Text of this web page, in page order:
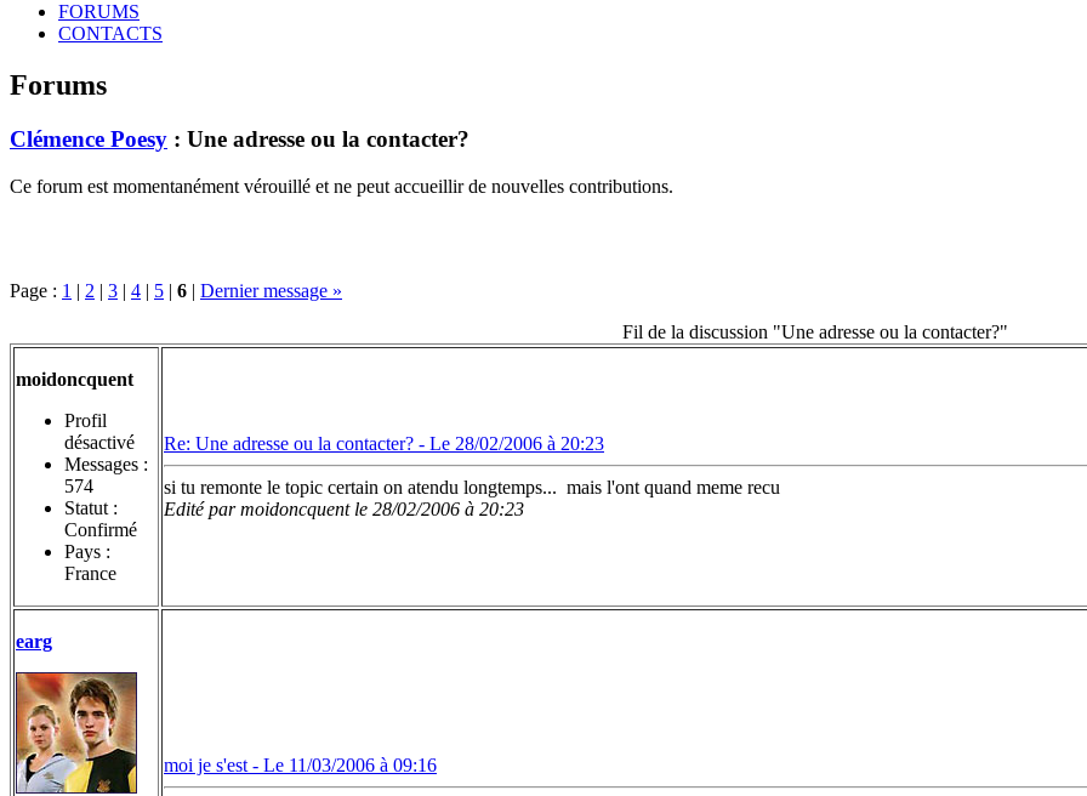
FORUMS
CONTACTS
Forums
Clémence Poesy : Une adresse ou la contacter?
Ce forum est momentanément vérouillé et ne peut accueillir de nouvelles contributions.
Page : 1 | 2 | 3 | 4 | 5 | 6 | Dernier message »
Fil de la discussion "Une adresse ou la contacter?"
moidoncquent
Profil
désactivé
Messages :
574
Statut :
Confirmé
Pays :
France
Re: Une adresse ou la contacter? - Le 28/02/2006 à 20:23
si tu remonte le topic certain on atendu longtemps... mais l'ont quand meme recu
Edité par moidoncquent le 28/02/2006 à 20:23
earg
moi je s'est - Le 11/03/2006 à 09:16